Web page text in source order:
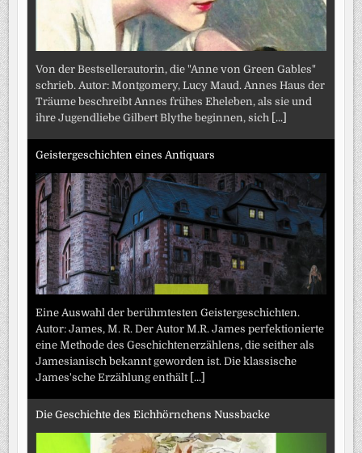
Von der Bestsellerautorin, die "Anne von Green Gables"
schrieb. Autor: Montgomery, Lucy Maud. Annes Haus der
Träume beschreibt Annes frühes Eheleben, als sie und
ihre Jugendliebe Gilbert Blythe beginnen, sich
[...]
Geistergeschichten eines Antiquars
Eine Auswahl der berühmtesten Geistergeschichten.
Autor: James, M. R. Der Autor M.R. James perfektionierte
eine Methode des Geschichtenerzählens, die seither als
Jamesianisch bekannt geworden ist. Die klassische
James'sche Erzählung enthält [...]
Die Geschichte des Eichhörnchens Nussbacke